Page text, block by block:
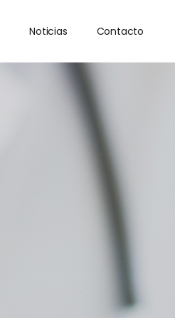
Noticias Contacto